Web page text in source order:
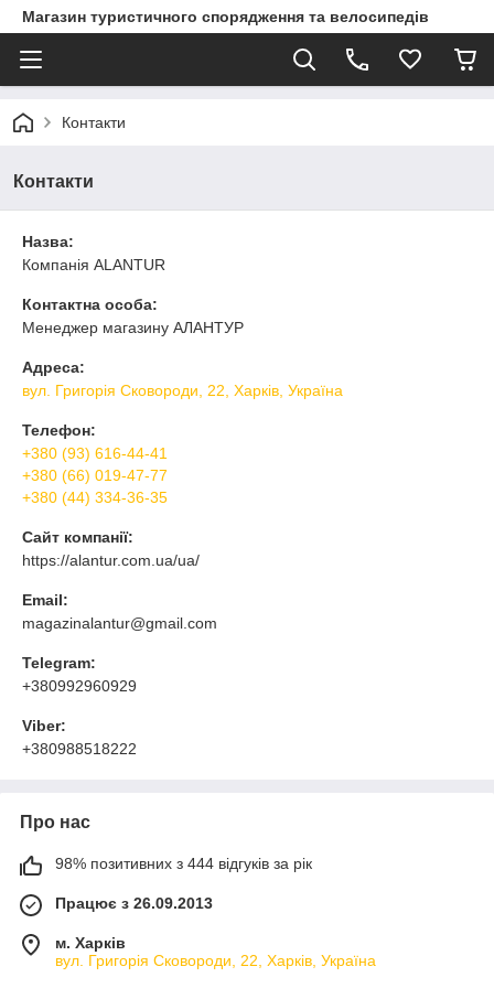
Магазин туристичного спорядження та велосипедів
Контакти
Контакти
Назва:
Компанія ALANTUR
Контактна особа:
Менеджер магазину АЛАНТУР
Адреса:
вул. Григорія Сковороди, 22, Харків, Україна
Телефон:
+380 (93) 616-44-41
+380 (66) 019-47-77
+380 (44) 334-36-35
Сайт компанії:
https://alantur.com.ua/ua/
Email:
magazinalantur@gmail.com
Telegram:
+380992960929
Viber:
+380988518222
Про нас
98% позитивних з 444 відгуків за рік
Працює з 26.09.2013
м. Харків
вул. Григорія Сковороди, 22, Харків, Україна